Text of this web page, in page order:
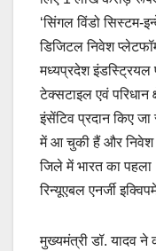
‘सिंगल विंडो सिस्टम-
डिजिटल निवेश
मध्यप्रदेश इंडस्ट्रियल
टेक्सटाइल एवं
इंसेंटिव प्रदान किए
में आ चुकी हैं और निवेश
जिले में भारत का पहला
रिन्यूएबल एनर्जी
मुख्यमंत्री डॉ. यादव